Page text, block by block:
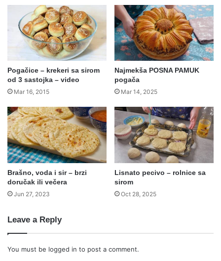
Pogačice – krekeri sa sirom
od 3 sastojka – video
Mar 16, 2015
Najmekša POSNA PAMUK
pogača
Mar 14, 2025
Brašno, voda i sir – brzi
doručak ili večera
Jun 27, 2023
Lisnato pecivo – rolnice sa
sirom
Oct 28, 2025
Leave a Reply
You must be logged in to post a comment.